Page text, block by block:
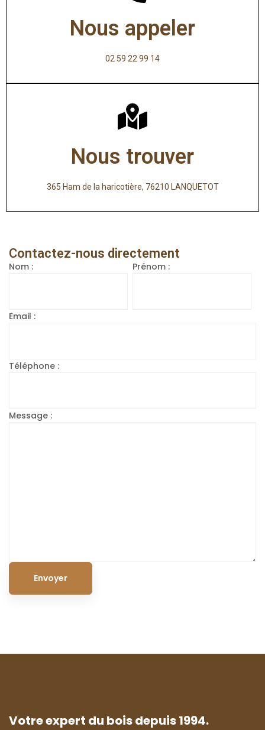
Nous appeler
02 59 22 99 14
Nous trouver
365 Ham de la haricotière, 76210 LANQUETOT
Contactez-nous directement
Nom : Prénom :
Email :
Téléphone :
Message :
Votre expert du bois depuis 1994.